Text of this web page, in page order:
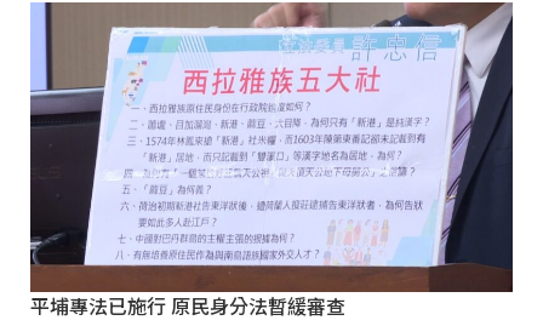
平埔專法已施行 原民身分法暫緩審查